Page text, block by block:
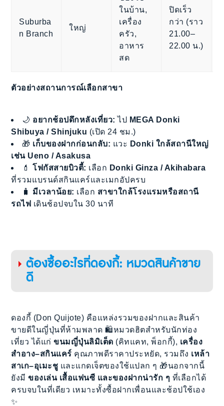
Suburba
n Branch
ใหญ่
ในบ้าน,
เครื่อง
ครัว,
อาหาร
สด
ปิดเร็ว
กว่า (ราว
21.00–
22.00 น.)
ตัวอย่างสถานการณ์เลือกสาขา
🌙 อยากช้อปดึกหลังเที่ยว: ไป MEGA Donki
Shibuya / Shinjuku (เปิด 24 ชม.)
🎁 เก็บของฝากก่อนกลับ: แวะ Donki ใกล้สถานีใหญ่
เช่น Ueno / Asakusa
💄โฟกัสสายบิวตี้: เลือก Donki Ginza / Akihabara
ที่รวมแบรนด์สกินแคร์และเมกอัปครบ
🧳 มีเวลาน้อย: เลือก สาขาใกล้โรงแรมหรือสถานี
รถไฟ เดินช้อปจบใน 30 นาที
ต้องซื้ออะไรที่ดองกี้: หมวดสินค้าขาย
ดี
ดองกี้ (Don Quijote) คือแหล่งรวมของฝากและสินค้า
ขายดีในญี่ปุ่นที่ห้ามพลาด 🛍️หมวดฮิตสำหรับนักท่อง
เที่ยว ได้แก่ขนมญี่ปุ่นลิมิเต็ด (คิทแคท, พ็อกกี้), เครื่อง
สำอาง–สกินแคร์ คุณภาพดีราคาประหยัด, รวมถึง เหล้า
สาเก–อุเมะชู และแกดเจ็ตของใช้แปลก ๆ 🎁นอกจากนี้
ยังมีของเล่น เสื้อแฟนซี และของฝากน่ารัก ๆ ที่เลือกได้
ครบจบในที่เดียว เหมาะทั้งซื้อฝากเพื่อนและช้อปใช้เอง
✨